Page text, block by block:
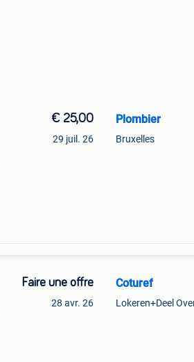
€ 25,00
29 juil. 26
Plombier
Bruxelles
Faire une offre
28 avr. 26
Coturef